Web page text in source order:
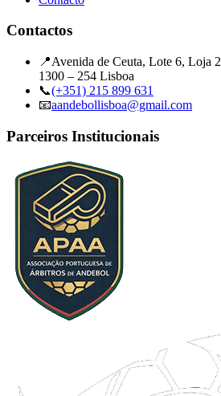
Contactos
📍Avenida de Ceuta, Lote 6, Loja 2
1300 – 254 Lisboa
📞(+351) 215 899 631
📧aandebollisboa@gmail.com
Parceiros Institucionais